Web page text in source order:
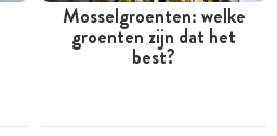
Mosselgroenten: welke
groenten zijn dat het
best?